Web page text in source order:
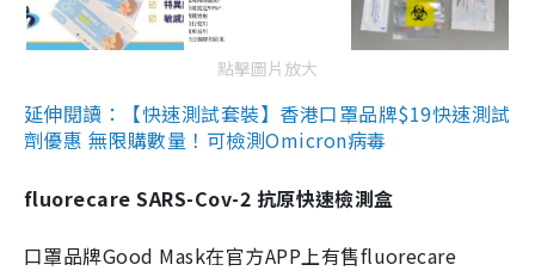
點擊圖片放大
延伸閱讀：【快速測試套裝】香港口罩品牌$19快速測試
劑優惠 無限購數量！可檢測Omicron病毒
fluorecare SARS-Cov-2 抗原快速檢測盒
口罩品牌Good Mask在官方APP上有售fluorecare